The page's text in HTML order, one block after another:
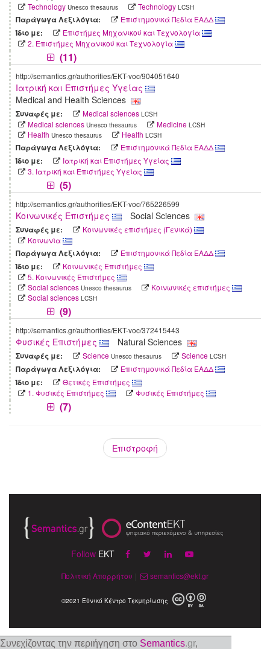
Συνεχίζοντας την περιήγηση στο Semantics.gr,
Technology Unesco thesaurus Technology LCSH
Παράγωγα Λεξιλόγια:
Επιστημονικά Πεδία ΕΑΔΔ
Ίδιο με:
Επιστήμες Μηχανικού και Τεχνολογία
2. Επιστήμες Mηχανικού και Τεχνολογία
(11)
http://semantics.gr/authorities/EKT-voc/904051640
Ιατρική και Επιστήμες Υγείας
Medical and Health Sciences
Συναφές με: Medical sciences LCSH
Medical sciences Unesco thesaurus Medicine LCSH
Health Unesco thesaurus Health LCSH
Παράγωγα Λεξιλόγια:
Επιστημονικά Πεδία ΕΑΔΔ
Ίδιο με:
Ιατρική και Επιστήμες Υγείας
3. Iατρική και Επιστήμες Υγείας
(5)
http://semantics.gr/authorities/EKT-voc/765226599
Κοινωνικές Επιστήμες Social Sciences
Συναφές με:
Κοινωνικές επιστήμες (Γενικά)
Κοινωνία
Παράγωγα Λεξιλόγια:
Επιστημονικά Πεδία ΕΑΔΔ
Ίδιο με:
Κοινωνικές Επιστήμες
5. Κοινωνικές Επιστήμες
Social sciences Unesco thesaurus
Κοινωνικές επιστήμες
Social sciences LCSH
(9)
http://semantics.gr/authorities/EKT-voc/372415443
Φυσικές Επιστήμες Natural Sciences
Συναφές με: Science Unesco thesaurus Science LCSH
Παράγωγα Λεξιλόγια:
Επιστημονικά Πεδία ΕΑΔΔ
Ίδιο με:
Θετικές Επιστήμες
1. Φυσικές Επιστήμες
Φυσικές Επιστήμες
(7)
Επιστροφή
Follow EKT
Πολιτική Απορρήτου semantics@ekt.gr
©2021 Εθνικό Κέντρο Τεκμηρίωσης